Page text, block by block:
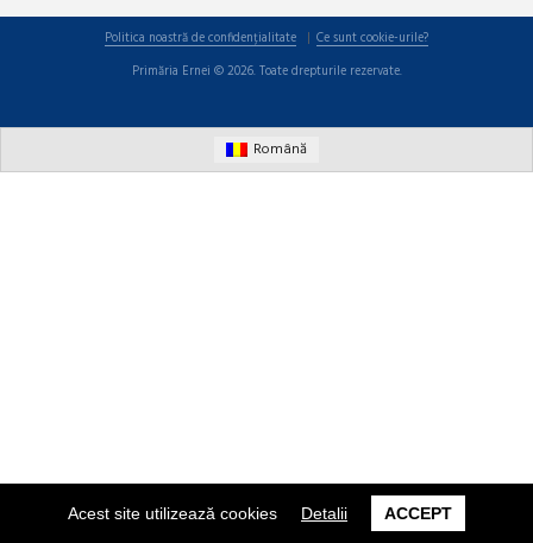
Acest site utilizează cookies Detalii ACCEPT
Politica noastră de confidențialitate
Ce sunt cookie-urile?
Primăria Ernei © 2026. Toate drepturile rezervate.
Română